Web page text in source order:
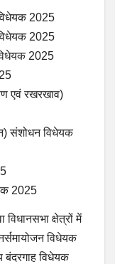
2025
2025
2025
एवं रखरखाव)
संशोधन विधेयक
2025
क्षेत्रों में
विधेयक
बंदरगाह विधेयक